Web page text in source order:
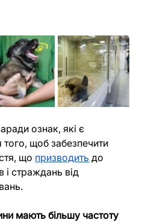
ознак, які є
щоб забезпечити
що призводить до
і страждань від
мають більшу частоту